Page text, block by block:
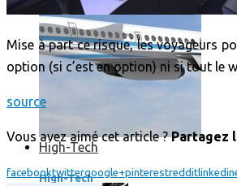
High-Tech
High-Tech
Mise à part ce risque, les voyageurs
option (si c’est en option) ni si tout le
source
Vous avez aimé cet article ?Partagez
facebooktwittergoogle+pinterestredditlinkedin